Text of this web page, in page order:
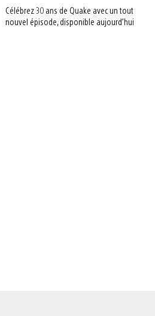
Célébrez 30 ans de Quake avec un tout
nouvel épisode, disponible aujourd’hui